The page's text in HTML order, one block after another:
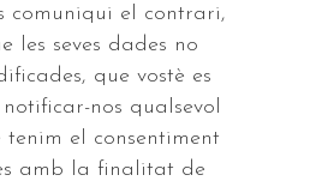
comuniqui el contrari,
les seves dades no
que vostè es
nos qualsevol
el consentiment
amb la finalitat de